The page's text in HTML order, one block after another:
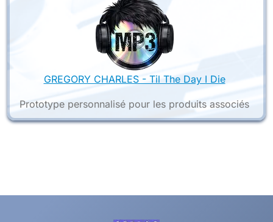
GREGORY CHARLES - Til The Day I Die
Prototype personnalisé pour les produits associés